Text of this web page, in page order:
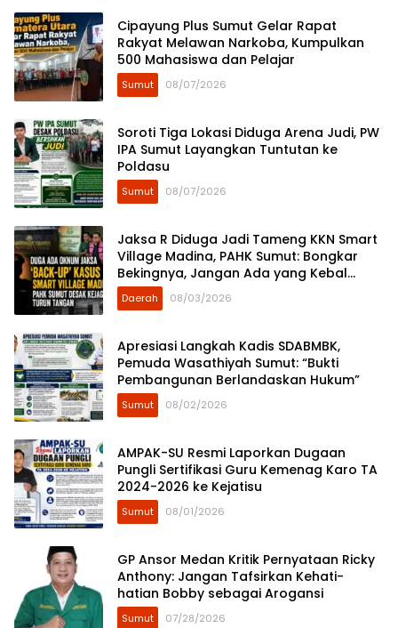
Cipayung Plus Sumut Gelar Rapat
Rakyat Melawan Narkoba, Kumpulkan
500 Mahasiswa dan Pelajar
Sumut 08/07/2026
Soroti Tiga Lokasi Diduga Arena Judi, PW
IPA Sumut Layangkan Tuntutan ke
Poldasu
Sumut 08/07/2026
Jaksa R Diduga Jadi Tameng KKN Smart
Village Madina, PAHK Sumut: Bongkar
Bekingnya, Jangan Ada yang Kebal
Hukum!
Daerah 08/03/2026
Apresiasi Langkah Kadis SDABMBK,
Pemuda Wasathiyah Sumut: “Bukti
Pembangunan Berlandaskan Hukum”
Sumut 08/02/2026
AMPAK-SU Resmi Laporkan Dugaan
Pungli Sertifikasi Guru Kemenag Karo TA
2024-2026 ke Kejatisu
Sumut 08/01/2026
GP Ansor Medan Kritik Pernyataan Ricky
Anthony: Jangan Tafsirkan Kehati-
hatian Bobby sebagai Arogansi
Sumut 07/28/2026